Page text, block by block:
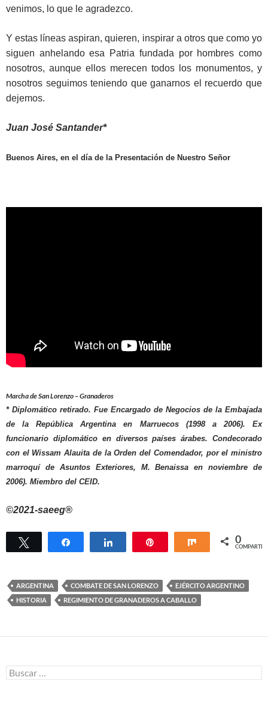
venimos, lo que le agradezco.
Y estas líneas aspiran, quieren, inspirar a otros que como yo
siguen anhelando esa Patria fundada por hombres como
nosotros, aunque ellos merecen todos los monumentos, y
nosotros seguimos teniendo que ganarnos el recuerdo que
dejemos.
Juan José Santander*
Buenos Aires, en el día de la Presentación de Nuestro Señor
Marcha de San Lorenzo – Granaderos
* Diplomático retirado. Fue Encargado de Negocios de la Embajada
de la República Argentina en Marruecos (1998 a 2006). Ex
funcionario diplomático en diversos países árabes. Condecorado
con el Wissam Alauita de la Orden del Comendador, por el ministro
marroquí de Asuntos Exteriores, M. Benaissa en noviembre de
2006). Miembro del CEID.
©2021-saeeg®
Twittear Compartir Compartir Compartir
0
COMPARTIR
ARGENTINA COMBATE DE SAN LORENZO
EJÉRCITO ARGENTINO
HISTORIA
REGIMIENTO DE GRANADEROS A CABALLO
Buscar: